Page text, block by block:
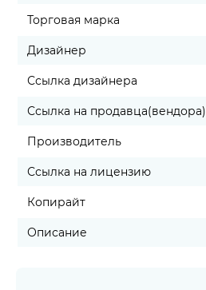
Торговая марка
Дизайнер
Ссылка дизайнера
Ссылка на продавца(вендора)
Производитель
Ссылка на лицензию
Копирайт
Описание